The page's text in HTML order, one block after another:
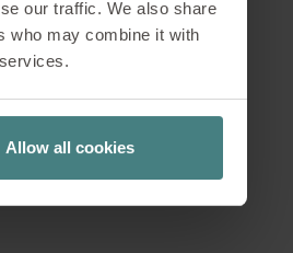
our traffic. We also share
who may combine it with
Allow all cookies
pour la
et
de
centrales ou